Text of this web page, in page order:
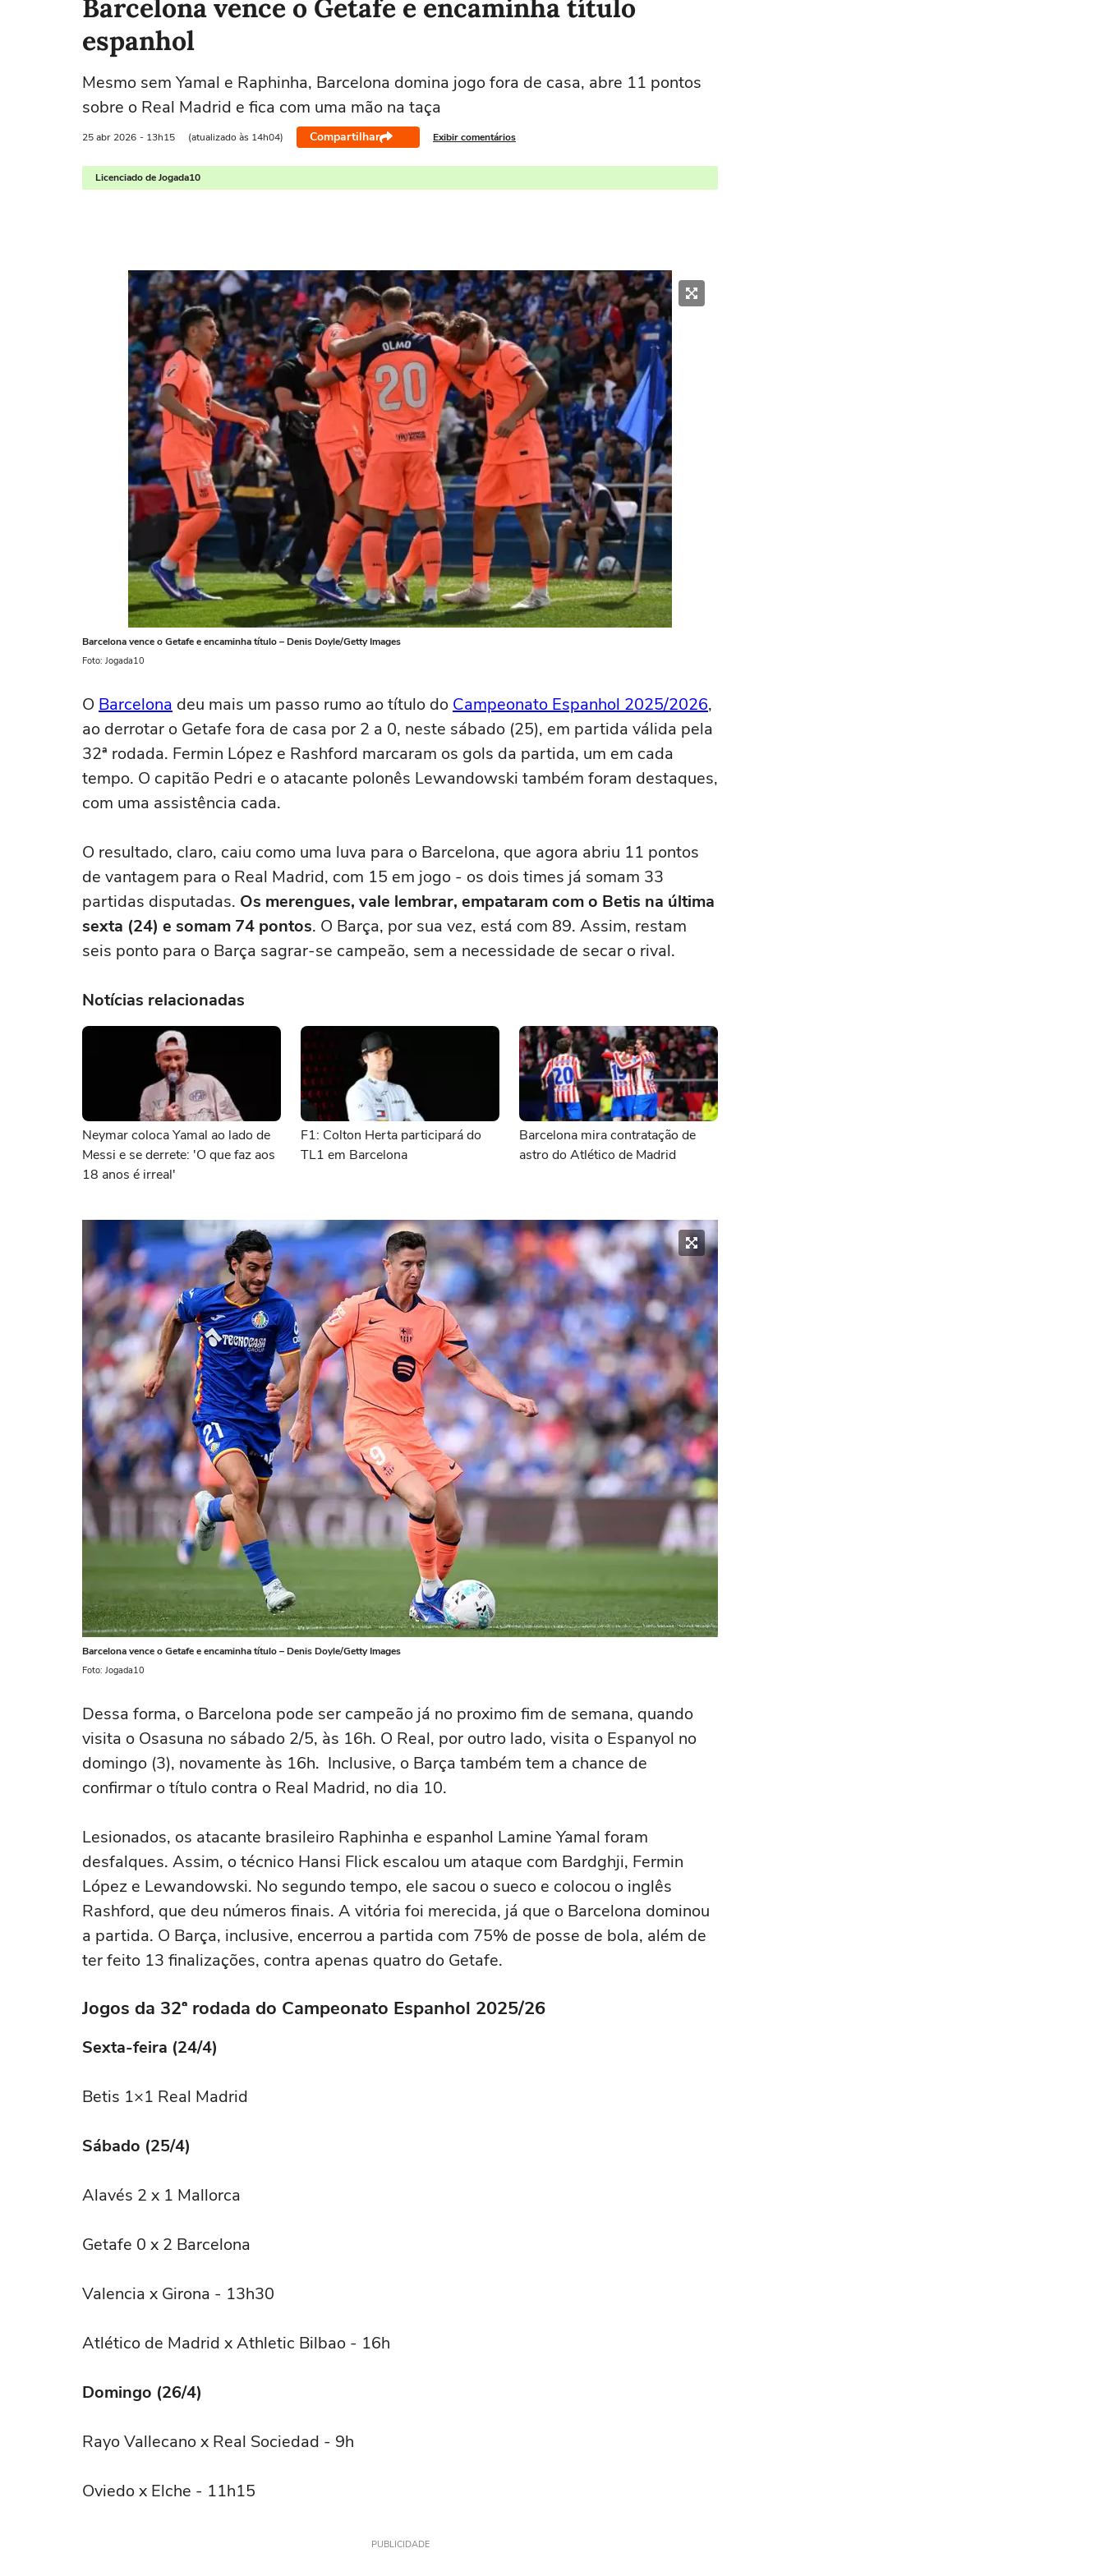
Barcelona vence o Getafe e encaminha título
espanhol
Mesmo sem Yamal e Raphinha, Barcelona domina jogo fora de casa, abre 11 pontos
sobre o Real Madrid e fica com uma mão na taça
25 abr 2026 - 13h15 (atualizado às 14h04) Compartilhar Exibir comentários
Licenciado de Jogada10
Barcelona vence o Getafe e encaminha título – Denis Doyle/Getty Images
Foto: Jogada10
O Barcelona deu mais um passo rumo ao título do Campeonato Espanhol 2025/2026,
ao derrotar o Getafe fora de casa por 2 a 0, neste sábado (25), em partida válida pela
32ª rodada. Fermin López e Rashford marcaram os gols da partida, um em cada
tempo. O capitão Pedri e o atacante polonês Lewandowski também foram destaques,
com uma assistência cada.
O resultado, claro, caiu como uma luva para o Barcelona, que agora abriu 11 pontos
de vantagem para o Real Madrid, com 15 em jogo - os dois times já somam 33
partidas disputadas. Os merengues, vale lembrar, empataram com o Betis na última
sexta (24) e somam 74 pontos. O Barça, por sua vez, está com 89. Assim, restam
seis ponto para o Barça sagrar-se campeão, sem a necessidade de secar o rival.
Notícias relacionadas
Neymar coloca Yamal ao lado de
Messi e se derrete: 'O que faz aos
18 anos é irreal'
F1: Colton Herta participará do
TL1 em Barcelona
Barcelona mira contratação de
astro do Atlético de Madrid
Barcelona vence o Getafe e encaminha título – Denis Doyle/Getty Images
Foto: Jogada10
Dessa forma, o Barcelona pode ser campeão já no proximo fim de semana, quando
visita o Osasuna no sábado 2/5, às 16h. O Real, por outro lado, visita o Espanyol no
domingo (3), novamente às 16h. Inclusive, o Barça também tem a chance de
confirmar o título contra o Real Madrid, no dia 10.
Lesionados, os atacante brasileiro Raphinha e espanhol Lamine Yamal foram
desfalques. Assim, o técnico Hansi Flick escalou um ataque com Bardghji, Fermin
López e Lewandowski. No segundo tempo, ele sacou o sueco e colocou o inglês
Rashford, que deu números finais. A vitória foi merecida, já que o Barcelona dominou
a partida. O Barça, inclusive, encerrou a partida com 75% de posse de bola, além de
ter feito 13 finalizações, contra apenas quatro do Getafe.
Jogos da 32ª rodada do Campeonato Espanhol 2025/26
Sexta-feira (24/4)
Betis 1×1 Real Madrid
Sábado (25/4)
Alavés 2 x 1 Mallorca
Getafe 0 x 2 Barcelona
Valencia x Girona - 13h30
Atlético de Madrid x Athletic Bilbao - 16h
Domingo (26/4)
Rayo Vallecano x Real Sociedad - 9h
Oviedo x Elche - 11h15
PUBLICIDADE